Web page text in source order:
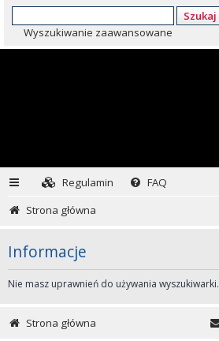
Szukaj
Wyszukiwanie zaawansowane
Regulamin
FAQ
Strona główna
Informacje
Nie masz uprawnień do używania wyszukiwarki.
Strona główna